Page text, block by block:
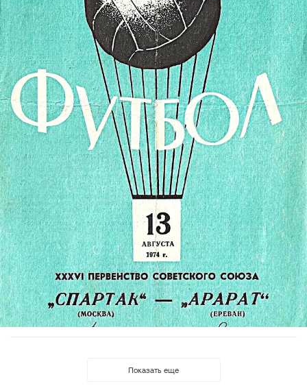
Показать еще